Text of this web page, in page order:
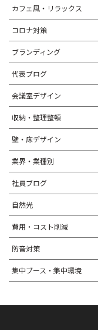
カフェ風・リラックス
コロナ対策
ブランディング
代表ブログ
会議室デザイン
収納・整理整頓
壁・床デザイン
業界・業種別
社員ブログ
自然光
費用・コスト削減
防音対策
集中ブース・集中環境